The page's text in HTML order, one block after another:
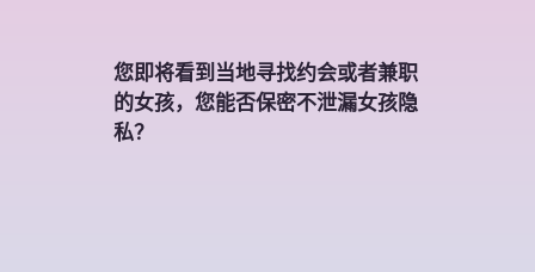
您即将看到当地寻找约会或者兼职
的女孩，您能否保密不泄漏女孩隐
私？